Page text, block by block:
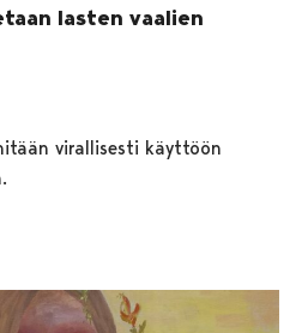
lasten vaalien
virallisesti käyttöön